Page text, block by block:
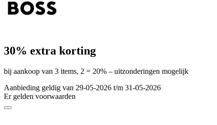
30% extra korting
bij aankoop van 3 items, 2 = 20% – uitzonderingen mogelijk
Aanbieding geldig van 29-05-2026 t/m 31-05-2026
Er gelden voorwaarden